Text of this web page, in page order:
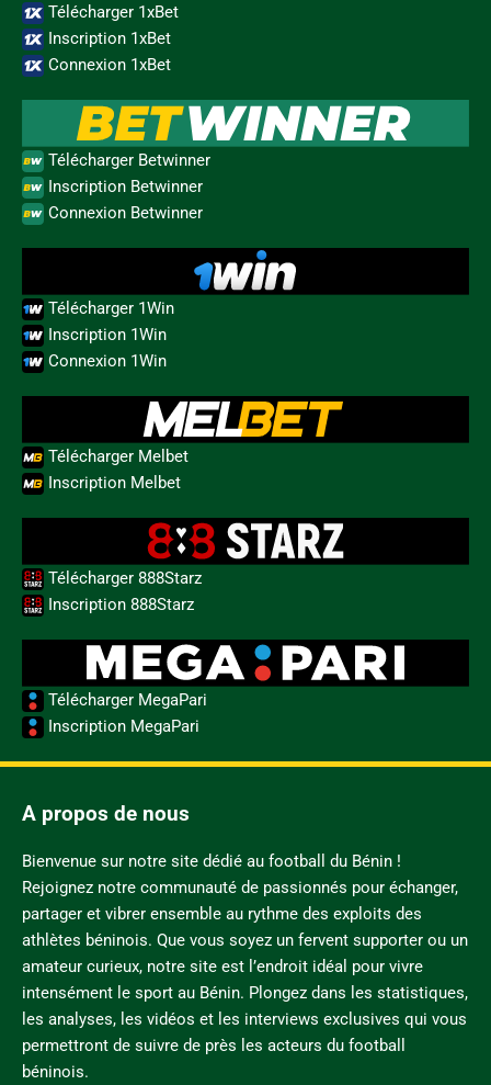
Télécharger 1xBet
Inscription 1xBet
Connexion 1xBet
Télécharger Betwinner
Inscription Betwinner
Connexion Betwinner
Télécharger 1Win
Inscription 1Win
Connexion 1Win
Télécharger Melbet
Inscription Melbet
Télécharger 888Starz
Inscription 888Starz
Télécharger MegaPari
Inscription MegaPari
A propos de nous
Bienvenue sur notre site dédié au football du Bénin !
Rejoignez notre communauté de passionnés pour échanger,
partager et vibrer ensemble au rythme des exploits des
athlètes béninois. Que vous soyez un fervent supporter ou un
amateur curieux, notre site est l’endroit idéal pour vivre
intensément le sport au Bénin. Plongez dans les statistiques,
les analyses, les vidéos et les interviews exclusives qui vous
permettront de suivre de près les acteurs du football
béninois.